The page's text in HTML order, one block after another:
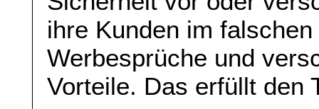
ihre Kunden im
Werbesprüche und
Vorteile. Das erfüllt den